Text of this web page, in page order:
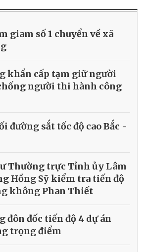
giam số 1 chuyển về xã
khẩn cấp tạm giữ người
người thi hành công
đường sắt tốc độ cao Bắc -
Thường trực Tỉnh ủy Lâm
Hồng Sỹ kiểm tra tiến độ
không Phan Thiết
đôn đốc tiến độ 4 dự án
trọng điểm